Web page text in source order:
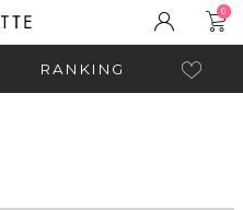
0
RANKING